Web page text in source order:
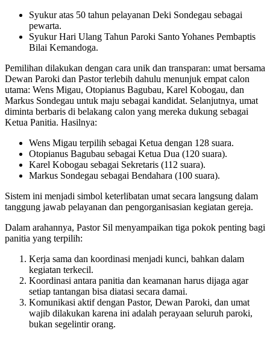
Syukur atas 50 tahun pelayanan Deki Sondegau sebagai
pewarta.
Syukur Hari Ulang Tahun Paroki Santo Yohanes Pembaptis
Bilai Kemandoga.
Pemilihan dilakukan dengan cara unik dan transparan: umat bersama
Dewan Paroki dan Pastor terlebih dahulu menunjuk empat calon
utama: Wens Migau, Otopianus Bagubau, Karel Kobogau, dan
Markus Sondegau untuk maju sebagai kandidat. Selanjutnya, umat
diminta berbaris di belakang calon yang mereka dukung sebagai
Ketua Panitia. Hasilnya:
Wens Migau terpilih sebagai Ketua dengan 128 suara.
Otopianus Bagubau sebagai Ketua Dua (120 suara).
Karel Kobogau sebagai Sekretaris (112 suara).
Markus Sondegau sebagai Bendahara (100 suara).
Sistem ini menjadi simbol keterlibatan umat secara langsung dalam
tanggung jawab pelayanan dan pengorganisasian kegiatan gereja.
Dalam arahannya, Pastor Sil menyampaikan tiga pokok penting bagi
panitia yang terpilih:
Kerja sama dan koordinasi menjadi kunci, bahkan dalam
kegiatan terkecil.
Koordinasi antara panitia dan keamanan harus dijaga agar
setiap tantangan bisa diatasi secara damai.
Komunikasi aktif dengan Pastor, Dewan Paroki, dan umat
wajib dilakukan karena ini adalah perayaan seluruh paroki,
bukan segelintir orang.